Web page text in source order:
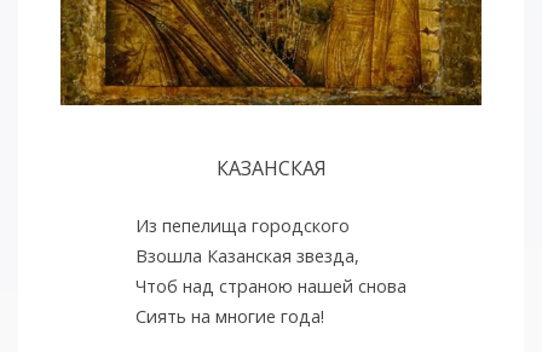
КАЗАНСКАЯ
Из пепелища городского
Взошла Казанская звезда,
Чтоб над страною нашей снова
Сиять на многие года!